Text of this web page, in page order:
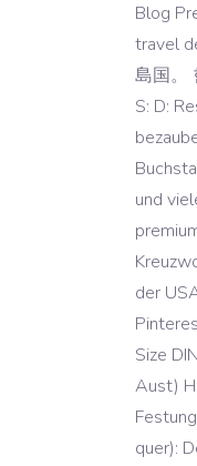
Blog
travel
島国。
S: D:
und
der
Size
Aust)
quer):